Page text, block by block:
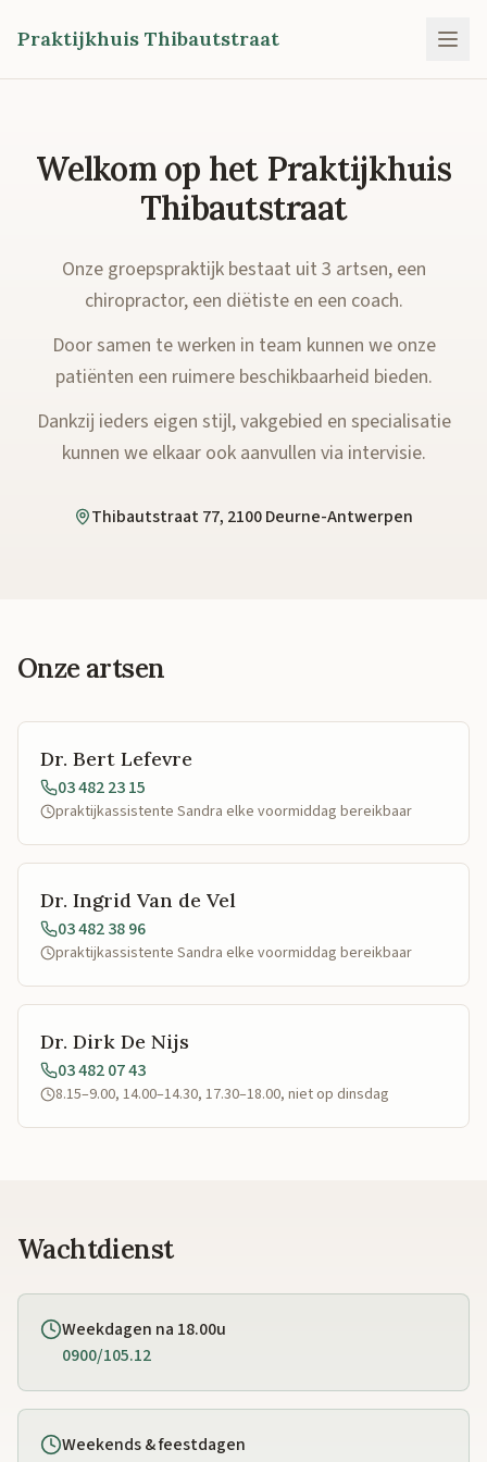
Praktijkhuis Thibautstraat
Welkom op het Praktijkhuis
Thibautstraat
Onze groepspraktijk bestaat uit 3 artsen, een
chiropractor, een diëtiste en een coach.
Door samen te werken in team kunnen we onze
patiënten een ruimere beschikbaarheid bieden.
Dankzij ieders eigen stijl, vakgebied en specialisatie
kunnen we elkaar ook aanvullen via intervisie.
Thibautstraat 77, 2100 Deurne-Antwerpen
Onze artsen
Dr. Bert Lefevre
03 482 23 15
praktijkassistente Sandra elke voormiddag bereikbaar
Dr. Ingrid Van de Vel
03 482 38 96
praktijkassistente Sandra elke voormiddag bereikbaar
Dr. Dirk De Nijs
03 482 07 43
8.15–9.00, 14.00–14.30, 17.30–18.00, niet op dinsdag
Wachtdienst
Weekdagen na 18.00u
0900/105.12
Weekends & feestdagen